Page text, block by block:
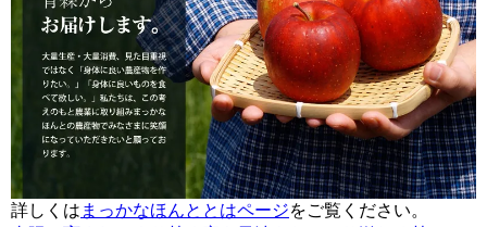
詳しくは まっかなほんととはページをご覧ください。